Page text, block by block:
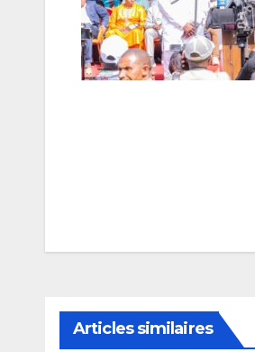
l’article
Articles similaires